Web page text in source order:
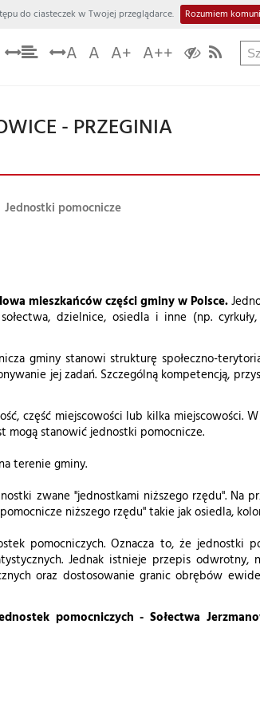
do ciasteczek w Twojej przeglądarce. Rozumiem
A A A+ A++
- PRZEGINIA
Jednostki pomocnicze
mieszkańców części gminy w Polsce.
dzielnice, osiedla i inne (np.
gminy stanowi strukturę społeczno-
jej zadań. Szczególną kompetencją,
część miejscowości lub kilka miejscowości.
mogą stanowić jednostki pomocnicze.
terenie gminy.
zwane "jednostkami niższego rzędu". Na
niższego rzędu" takie jak osiedla,
pomocniczych. Oznacza to, że jednostki
Jednak istnieje przepis odwrotny,
oraz dostosowanie granic obrębów
pomocniczych - Sołectwa